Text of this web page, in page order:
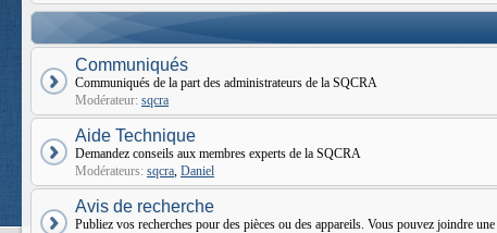
Communiqués
Communiqués de la part des administrateurs de la SQCRA
Modérateur: sqcra
Aide Technique
Demandez conseils aux membres experts de la SQCRA
Modérateurs: sqcra, Daniel
Avis de recherche
Publiez vos recherches pour des pièces ou des appareils. Vous pouvez joindre